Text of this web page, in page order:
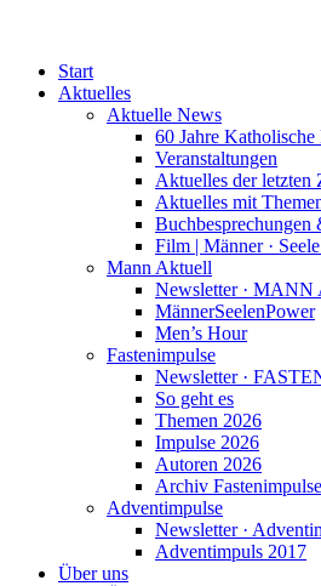
Start
Aktuelles
Aktuelle News
60 Jahre
Veranstaltungen
Aktuelles der letzten
Aktuelles mit
Buchbesprechungen
Film | Männer ·
Mann Aktuell
Newsletter ·
MännerSeelenPower
Men’s Hour
Fastenimpulse
Newsletter ·
So geht es
Themen 2026
Impulse 2026
Autoren 2026
Archiv Fastenimpulse
Adventimpulse
Newsletter ·
Adventimpuls 2017
Über uns